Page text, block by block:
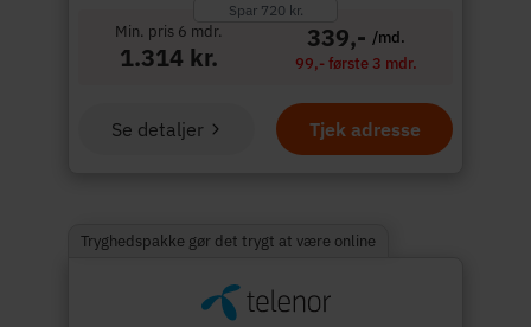
Spar 720 kr.
Min. pris 6 mdr.
1.314 kr.
339,- /md.
99,- første 3 mdr.
Tjek adresse
Se detaljer
Tryghedspakke gør det trygt at være online